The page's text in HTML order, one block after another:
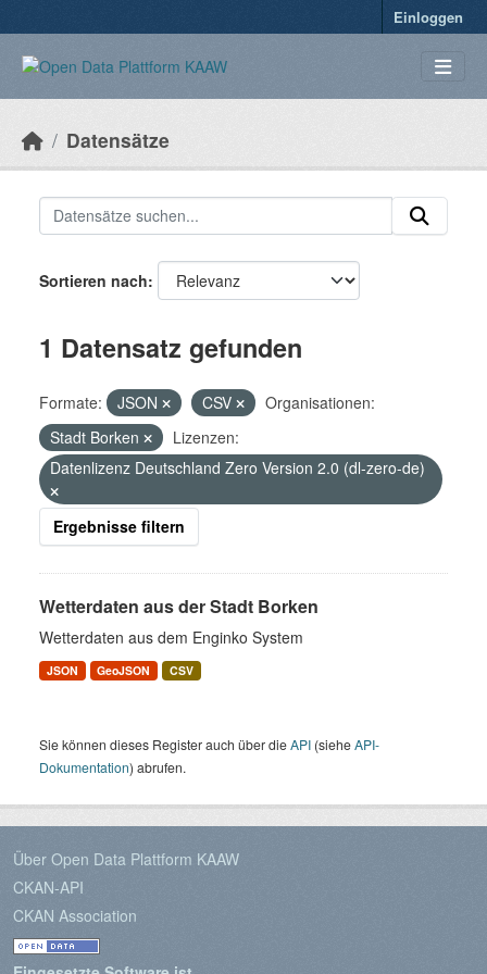
Einloggen
Datensätze
Sortieren nach
1 Datensatz gefunden
Formate: JSON CSV
Organisationen:
Stadt Borken
Lizenzen:
Datenlizenz Deutschland Zero Version 2.0 (dl-zero-de)
Ergebnisse filtern
Wetterdaten aus der Stadt Borken
Wetterdaten aus dem Enginko System
JSON GeoJSON CSV
Sie können dieses Register auch über dieAPI (sieheAPI-
Dokumentation) abrufen.
Über Open Data Plattform KAAW
CKAN-API
CKAN Association